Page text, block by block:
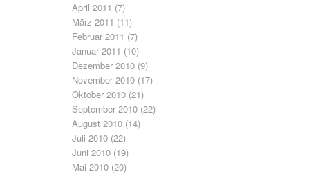
April 2011 (7)
März 2011 (11)
Februar 2011 (7)
Januar 2011 (10)
Dezember 2010 (9)
November 2010 (17)
Oktober 2010 (21)
September 2010 (22)
August 2010 (14)
Juli 2010 (22)
Juni 2010 (19)
Mai 2010 (20)